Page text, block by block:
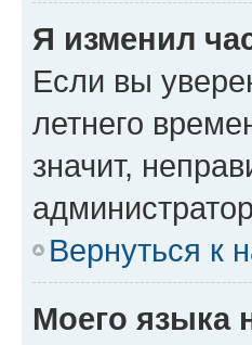
Я изменил
Если вы
летнего
значит,
Вернуться к
Моего языка